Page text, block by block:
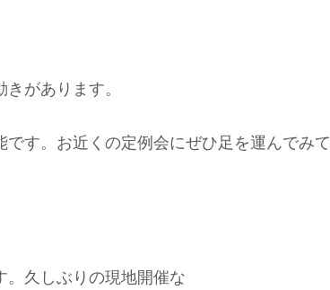
があります。
す。お近くの定例会にぜひ足を運んでみて
久しぶりの現地開催な